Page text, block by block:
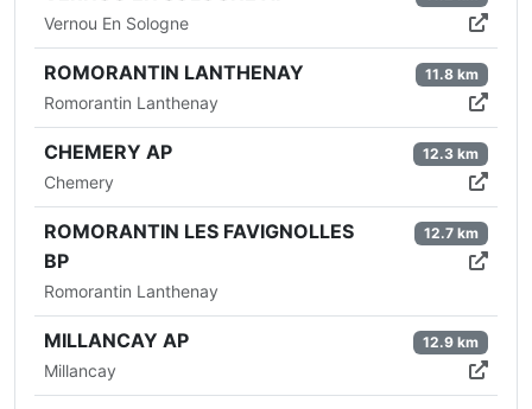
Vernou En Sologne
ROMORANTIN LANTHENAY
Romorantin Lanthenay
11.8 km
CHEMERY AP
Chemery
12.3 km
ROMORANTIN LES FAVIGNOLLES
BP
Romorantin Lanthenay
12.7 km
MILLANCAY AP
Millancay
12.9 km